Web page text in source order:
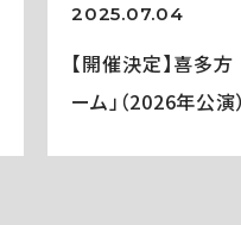
2025.07.04
【開催決定】喜多
ーム」（2026年公演）